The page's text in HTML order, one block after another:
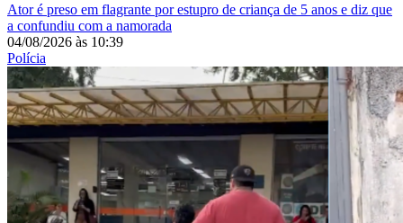
Ator é preso em flagrante por estupro de criança de 5 anos e diz que
a confundiu com a namorada
04/08/2026 às 10:39
Polícia